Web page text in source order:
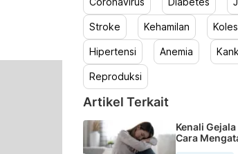
Stroke Kehamilan
Hipertensi Anemia
Reproduksi
Artikel Terkait
Kenali
Cara